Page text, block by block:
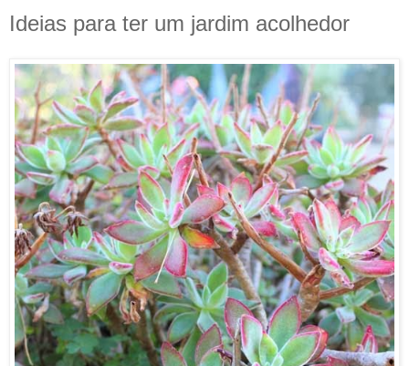
Ideias para ter um jardim acolhedor